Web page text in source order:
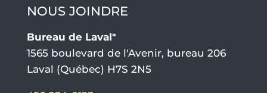
NOUS JOINDRE
Bureau de Laval*
1565 boulevard de l'Avenir, bureau 206
Laval (Québec) H7S 2N5